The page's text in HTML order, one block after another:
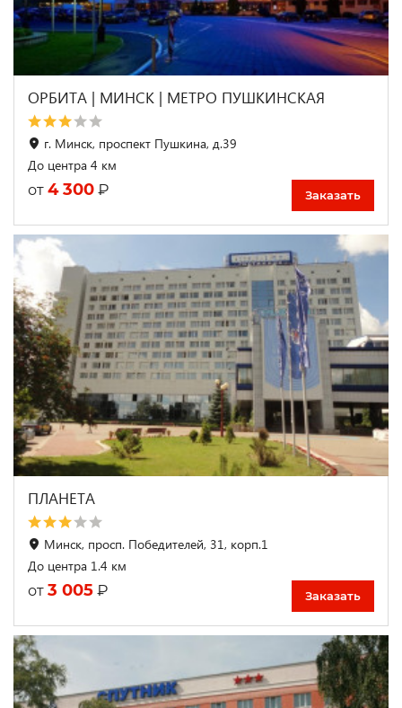
ОРБИТА | МИНСК | МЕТРО ПУШКИНСКАЯ
г. Минск, проспект Пушкина, д.39
До центра 4 км
от 4 300 ₽ Заказать
ПЛАНЕТА
Минск, просп. Победителей, 31, корп.1
До центра 1.4 км
от 3 005 ₽ Заказать